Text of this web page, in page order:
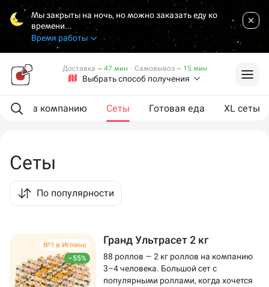
Мы закрыты на ночь, но можно заказать еду ко
времени...
Время работы
Выбрать способ получения
Доставка ~ 47 мин · Самовывоз ~ 15 мин
На компанию Сеты Готовая еда XL сеты
Сеты
По популярности
–55%
№1 в Иглино Гранд Ультрасет 2 кг
88 роллов — 2 кг роллов на компанию
3–4 человека. Большой сет с
популярными роллами, когда хочется